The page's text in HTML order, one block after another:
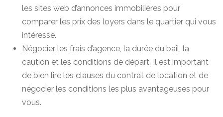
les sites web d’annonces immobilières pour
comparer les prix des loyers dans le quartier qui vous
intéresse.
Négocier les frais d’agence, la durée du bail, la
caution et les conditions de départ. Il est important
de bien lire les clauses du contrat de location et de
négocier les conditions les plus avantageuses pour
vous.